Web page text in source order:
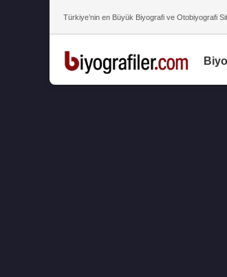
Türkiye’nin en Büyük Biyografi ve Otobiyografi